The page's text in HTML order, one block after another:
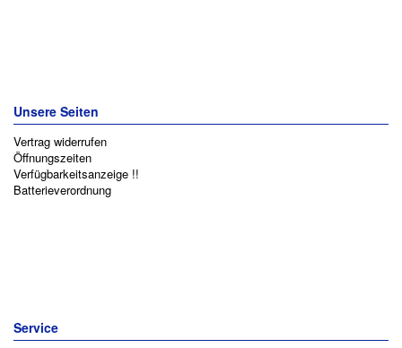
Unsere Seiten
Vertrag widerrufen
Öffnungszeiten
Verfügbarkeitsanzeige !!
Batterieverordnung
Service